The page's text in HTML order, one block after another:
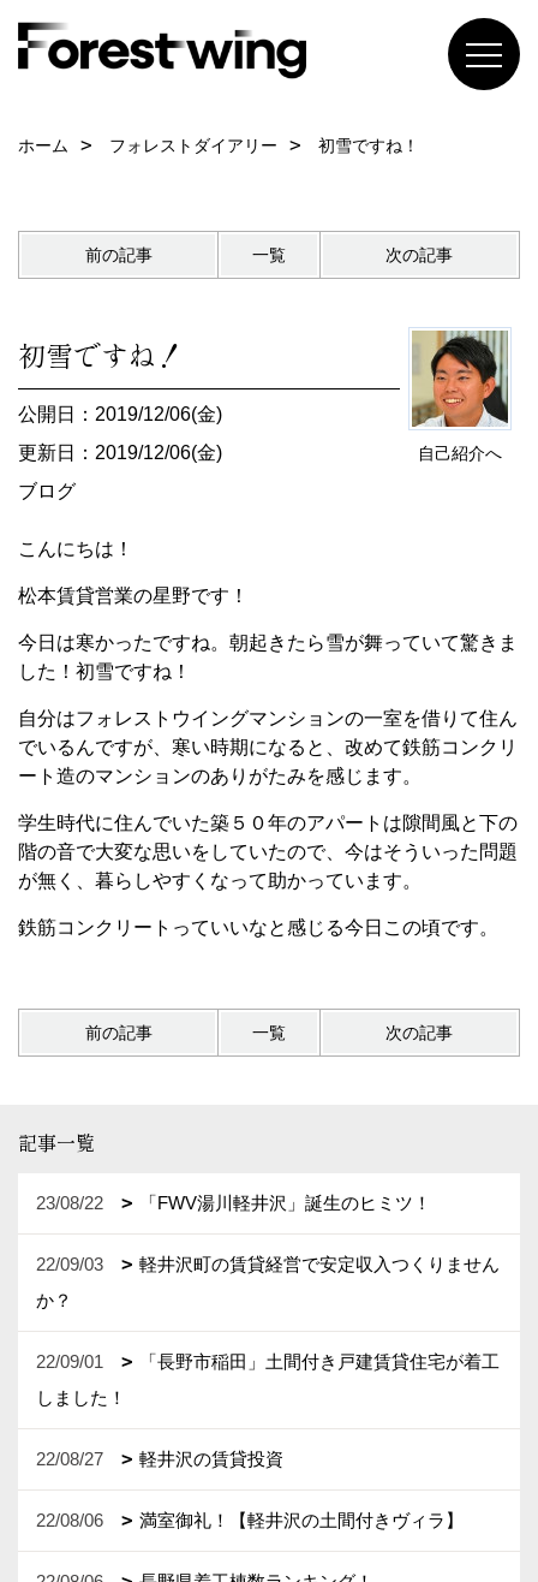
ホーム フォレストダイアリー 初雪ですね！
前の記事 一覧 次の記事
自己紹介へ
初雪ですね！
公開日：2019/12/06(金)
更新日：2019/12/06(金)
ブログ
こんにちは！
松本賃貸営業の星野です！
今日は寒かったですね。朝起きたら雪が舞っていて驚きま
した！初雪ですね！
自分はフォレストウイングマンションの一室を借りて住ん
でいるんですが、寒い時期になると、改めて鉄筋コンクリ
ート造のマンションのありがたみを感じます。
学生時代に住んでいた築５０年のアパートは隙間風と下の
階の音で大変な思いをしていたので、今はそういった問題
が無く、暮らしやすくなって助かっています。
鉄筋コンクリートっていいなと感じる今日この頃です。
前の記事 一覧 次の記事
記事一覧
23/08/22 「FWV湯川軽井沢」誕生のヒミツ！
22/09/03
軽井沢町の賃貸経営で安定収入つくりません
か？
22/09/01
「長野市稲田」土間付き戸建賃貸住宅が着工
しました！
22/08/27 軽井沢の賃貸投資
22/08/06 満室御礼！【軽井沢の土間付きヴィラ】